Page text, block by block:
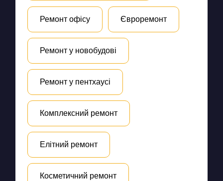
Ремонт офісу Євроремонт
Ремонт у новобудові
Ремонт у пентхаусі
Комплексний ремонт
Елітний ремонт
Косметичний ремонт